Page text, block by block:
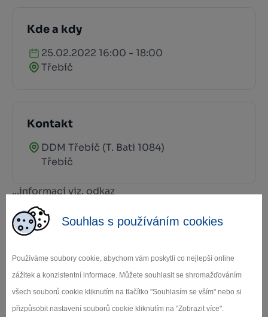
Souhlas s používáním cookies
Používáme soubory cookie, abychom vám poskytli co nejlepší online
zážitek a konzistentní informace. Můžete souhlasit se shromažďováním
všech souborů cookie kliknutím na tlačítko "Souhlasím se vším" nebo si
přizpůsobit nastavení souborů cookie kliknutím na "Zobrazit více".
Kde a kdy
25.02.2022 16:00 - 18:00
Třebíč
Kontakt
DDM Třebíč (T. Bati 1084)
Třebíč
...informací viz. odkaz
Zamilujte si Vysočinu
Přihlaste se k odběru našeho newsletteru